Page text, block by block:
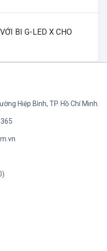
BI G-LED X CHO
Hiệp Bình, TP. Hồ Chí Minh.